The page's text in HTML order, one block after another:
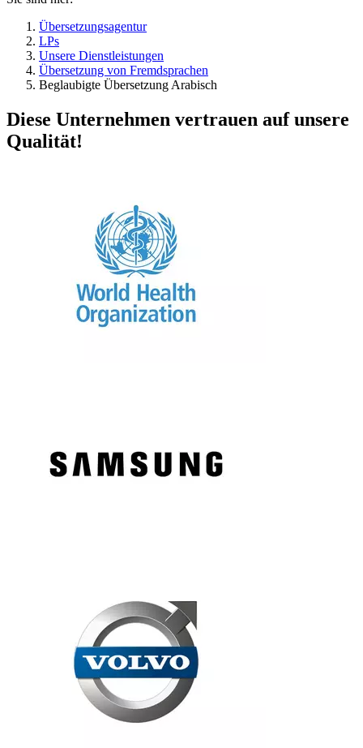
Übersetzungsagentur
LPs
Unsere Dienstleistungen
Übersetzung von Fremdsprachen
Beglaubigte Übersetzung Arabisch
Diese Unternehmen vertrauen auf unsere
Qualität!